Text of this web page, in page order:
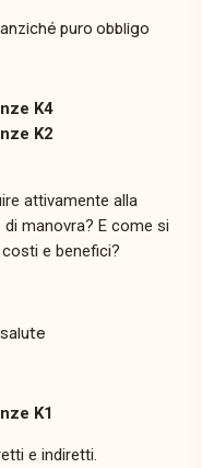
puro obbligo
K4
K2
attivamente alla
manovra? E come si
e benefici?
K1
e indiretti.